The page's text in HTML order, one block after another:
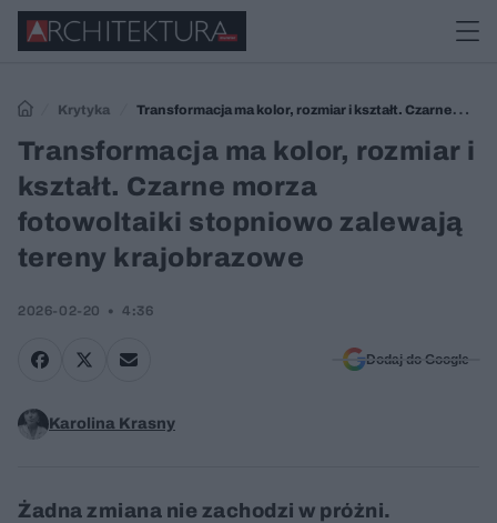
Krytyka
Transformacja ma kolor, rozmiar i kształt. Czarne
morza fotowoltaiki stopniowo zalewają tereny krajobrazowe
Transformacja ma kolor, rozmiar i
kształt. Czarne morza
fotowoltaiki stopniowo zalewają
tereny krajobrazowe
2026-02-20 4:36
Dodaj do Google
Karolina Krasny
Żadna zmiana nie zachodzi w próżni.